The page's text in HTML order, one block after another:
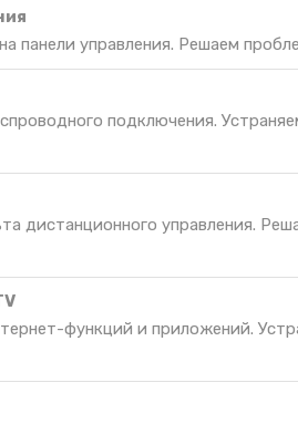
панели управления. Решаем
подключения.
дистанционного управления.
функций и приложений.